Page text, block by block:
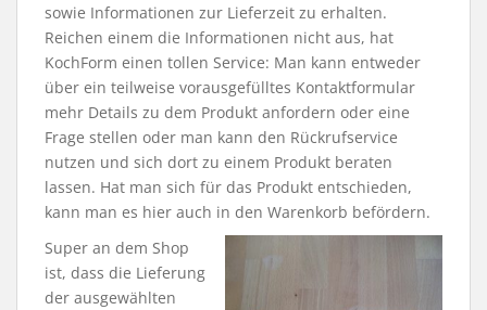
sowie Informationen zur Lieferzeit zu erhalten.
Reichen einem die Informationen nicht aus, hat
KochForm einen tollen Service: Man kann entweder
über ein teilweise vorausgefülltes Kontaktformular
mehr Details zu dem Produkt anfordern oder eine
Frage stellen oder man kann den Rückrufservice
nutzen und sich dort zu einem Produkt beraten
lassen. Hat man sich für das Produkt entschieden,
kann man es hier auch in den Warenkorb befördern.
Super an dem Shop
ist, dass die Lieferung
der ausgewählten